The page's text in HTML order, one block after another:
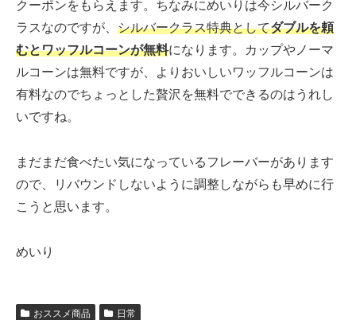
クーポンをもらえます。ちなみにめいりは今シルバーク
ラスなのですが、 シルバークラス特典としてダブルを頼
むとワッフルコーンが無料になります。カップやノーマ
ルコーンは無料ですが、よりおいしいワッフルコーンは
有料なのでちょっとした贅沢を無料でできるのはうれし
いですね。
まだまだ食べたい気になっているフレーバーがあります
ので、リバウンドしないように調整しながらも早めに行
こうと思います。
めいり
おススメ商品 日常